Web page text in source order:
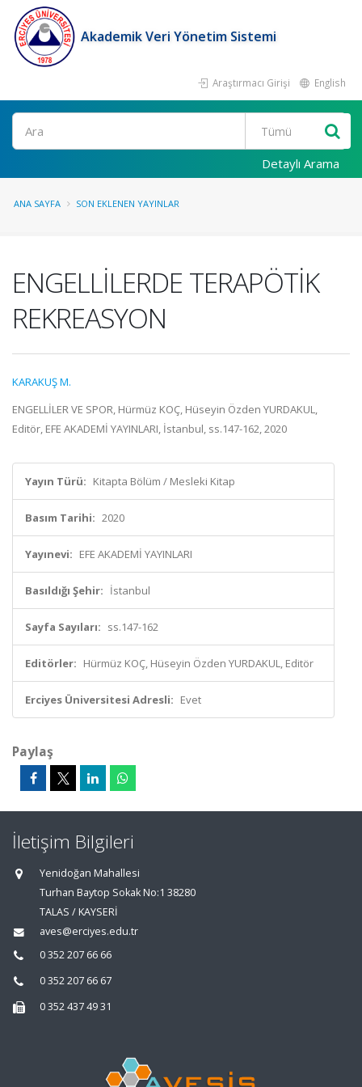
Akademik Veri Yönetim Sistemi
Araştırmacı Girişi English
Ara
Detaylı Arama
ANA SAYFA SON EKLENEN YAYINLAR
ENGELLİLERDE TERAPÖTİK
REKREASYON
KARAKUŞ M.
ENGELLİLER VE SPOR, Hürmüz KOÇ, Hüseyin Özden YURDAKUL,
Editör, EFE AKADEMİ YAYINLARI, İstanbul, ss.147-162, 2020
Yayın Türü: Kitapta Bölüm / Mesleki Kitap
Basım Tarihi: 2020
Yayınevi: EFE AKADEMİ YAYINLARI
Basıldığı Şehir: İstanbul
Sayfa Sayıları: ss.147-162
Editörler: Hürmüz KOÇ, Hüseyin Özden YURDAKUL, Editör
Erciyes Üniversitesi Adresli: Evet
Paylaş
İletişim Bilgileri
Yenidoğan Mahallesi
Turhan Baytop Sokak No:1 38280
TALAS / KAYSERİ
aves@erciyes.edu.tr
0 352 207 66 66
0 352 207 66 67
0 352 437 49 31